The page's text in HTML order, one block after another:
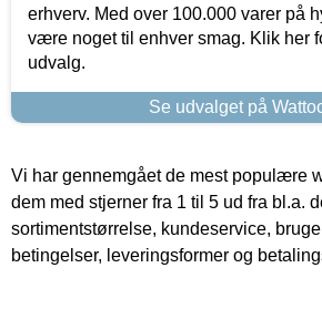
erhverv. Med over 100.000 varer på
være noget til enhver smag. Klik her
udvalg.
Se udvalget på
Vi har gennemgået de mest populære
dem med stjerner fra 1 til 5 ud fra bl.a.
sortimentstørrelse, kundeservice,
betingelser, leveringsformer og